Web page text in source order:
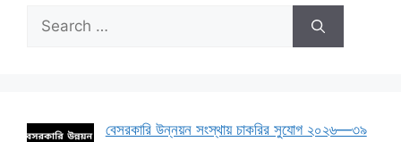
Search
for:
বেসরকারি উন্নয়ন সংস্থায় চাকরির সুযোগ ২০২৬—৩৯